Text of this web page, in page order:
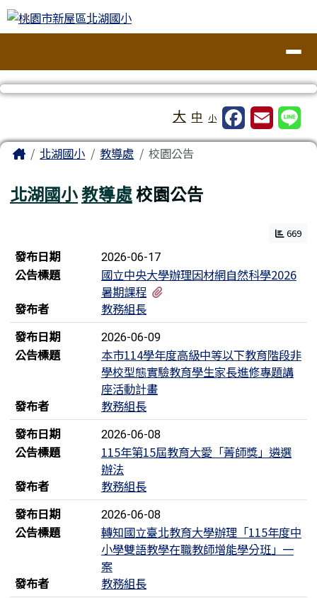
跳至主內容區
桃園市新屋區北湖國小
大 中 小
主內容區域
Home北湖國小 教導處 校園公告
北湖國小教導處校園公告
669
新聞列表
發布日期 2026-06-17
公告標題
國立中央大學辦理因材網自然科學2026
暑期課程
發布者
教務組長
發布日期
2026-06-09
公告標題
本市114學年度高級中等以下教育階段非
學校型態實驗教育學生家長進修專題講
座活動計畫
發布者
教務組長
發布日期
2026-06-08
公告標題
115年第15屆教育大愛「菁師獎」遴選
辦法
發布者
教務組長
發布日期
2026-06-08
公告標題
轉知國立臺北教育大學辦理「115年度中
小學雙語教學在職教師增能學分班」一
案
發布者
教務組長
頁尾區域